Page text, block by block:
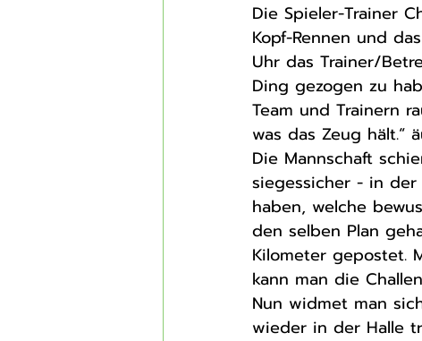
Die Spieler-Trainer
Kopf-Rennen und
Uhr das Trainer/
Ding gezogen zu
Team und Trainern
was das Zeug hält.“
Die Mannschaft
siegessicher - in
haben, welche
den selben Plan
Kilometer gepostet.
kann man die
Nun widmet man
wieder in der Halle